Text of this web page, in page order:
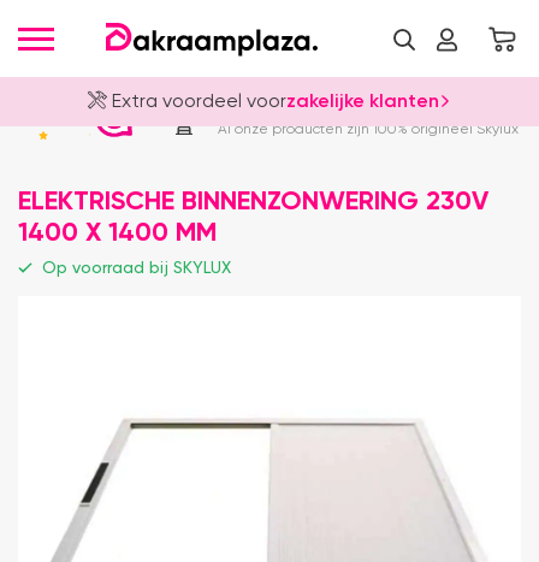
Extra voordeel voorzakelijke klanten
Officieel Skylux Dealer
Al onze producten zijn 100% origineel Skylux
ELEKTRISCHE BINNENZONWERING 230V
1400 X 1400 MM
Op voorraad bij SKYLUX